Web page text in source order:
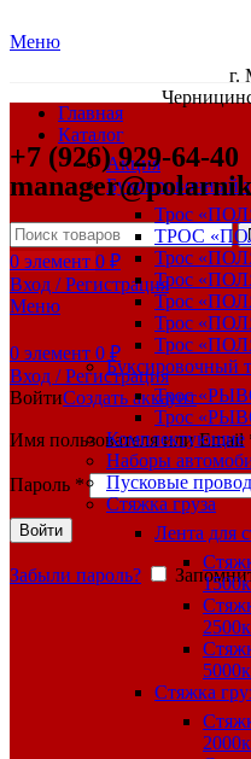
Меню
г.
+7 (926) 929-64-40
0 элемент 0 ₽
Вход / Регистрация
Меню
0 элемент 0 ₽
Вход / Регистрация
ВойтиСоздать аккаунт
Имя пользователя или Email
Пароль *
Войти
Забыли пароль?
Главная
Каталог
Акция
Буксировочный
Трос
ТРОС
Трос
Трос
Трос
Трос
Трос
Буксировочный
Трос
Трос
Комплектующие
Наборы
Пусковые
Стяжка груза
Лента для
Стяжка